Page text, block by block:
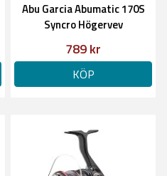
Abu Garcia Abumatic 170S
Syncro Högervev
789 kr
KÖP